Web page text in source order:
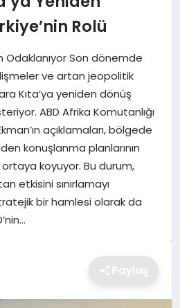
Rolü
Odaklanıyor Son dönemde
ve artan jeopolitik
Kıta’ya yeniden dönüş
ABD Afrika Komutanlığı
açıklamaları, bölgede
konuşlanma planlarının
koyuyor. Bu durum,
etkisini sınırlamayı
bir hamlesi olarak da
Paylaş